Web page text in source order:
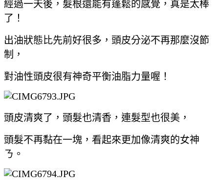
經過一天後，髮根還能有蓬鬆的感覺，真是太棒
了！
出油狀態比先前好很多，頭皮分泌不再那麼沒節
制，
對油性頭皮很有神奇平衡油脂力量喔！
頭皮清爽了，頭髮也清香，連髮型也很美，
頭髮不再黏在一塊，看起來更加像清爽的女神
ㄋ。